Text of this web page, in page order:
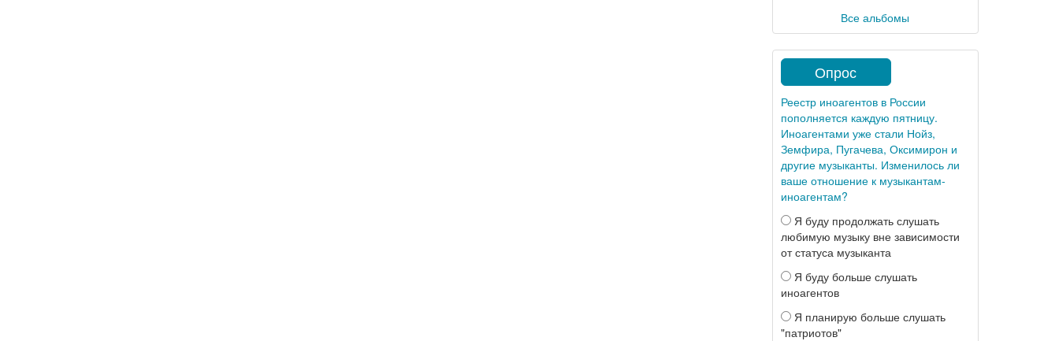
Все альбомы
Опрос
Реестр иноагентов в России
пополняется каждую пятницу.
Иноагентами уже стали Нойз,
Земфира, Пугачева, Оксимирон и
другие музыканты. Изменилось ли
ваше отношение к музыкантам-
иноагентам?
Я буду продолжать слушать
любимую музыку вне зависимости
от статуса музыканта
Я буду больше слушать
иноагентов
Я планирую больше слушать
"патриотов"